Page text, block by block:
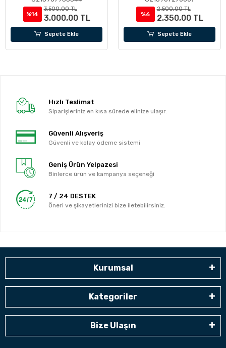
%14
3.500,00 TL
3.000,00 TL
Sepete Ekle
%6
2.500,00 TL
2.350,00 TL
Sepete Ekle
Hızlı Teslimat
Siparişleriniz en kısa sürede elinize ulaşır.
Güvenli Alışveriş
Güvenli ve kolay ödeme sistemi
Geniş Ürün Yelpazesi
Binlerce ürün ve kampanya seçeneği
7 / 24 DESTEK
Öneri ve şikayetlerinizi bize iletebilirsiniz.
Kurumsal
Kategoriler
Bize Ulaşın